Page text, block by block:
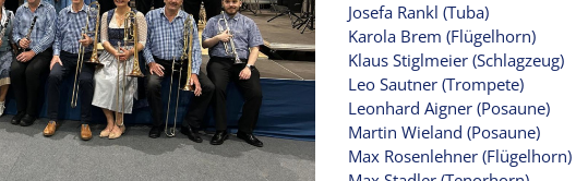
Josefa Rankl (Tuba)
Karola Brem (Flügelhorn)
Klaus Stiglmeier (Schlagzeug)
Leo Sautner (Trompete)
Leonhard Aigner (Posaune)
Martin Wieland (Posaune)
Max Rosenlehner (Flügelhorn)